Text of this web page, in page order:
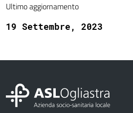
Ultimo aggiornamento
19 Settembre, 2023